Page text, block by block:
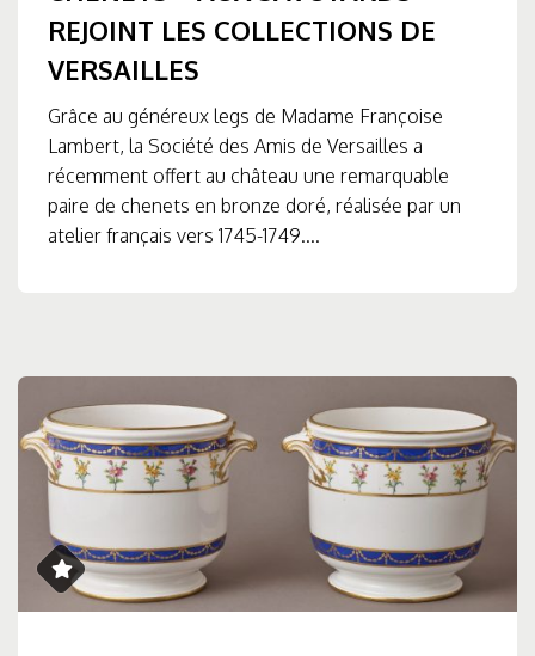
REJOINT LES COLLECTIONS DE
VERSAILLES
Grâce au généreux legs de Madame Françoise
Lambert, la Société des Amis de Versailles a
récemment offert au château une remarquable
paire de chenets en bronze doré, réalisée par un
atelier français vers 1745-1749....